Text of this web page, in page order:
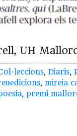
UH
, Diaris,
, mireia
, premi